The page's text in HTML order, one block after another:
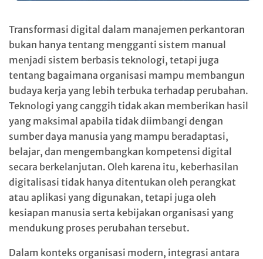
Transformasi digital dalam manajemen perkantoran
bukan hanya tentang mengganti sistem manual
menjadi sistem berbasis teknologi, tetapi juga
tentang bagaimana organisasi mampu membangun
budaya kerja yang lebih terbuka terhadap perubahan.
Teknologi yang canggih tidak akan memberikan hasil
yang maksimal apabila tidak diimbangi dengan
sumber daya manusia yang mampu beradaptasi,
belajar, dan mengembangkan kompetensi digital
secara berkelanjutan. Oleh karena itu, keberhasilan
digitalisasi tidak hanya ditentukan oleh perangkat
atau aplikasi yang digunakan, tetapi juga oleh
kesiapan manusia serta kebijakan organisasi yang
mendukung proses perubahan tersebut.
Dalam konteks organisasi modern, integrasi antara